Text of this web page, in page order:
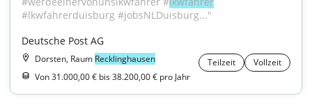
#lkwfahrerduisburg #jobsNLDuisburg..."
Deutsche Post AG
Dorsten, Raum Recklinghausen Teilzeit
Vollzeit
Von 31.000,00 € bis 38.200,00 € pro Jahr